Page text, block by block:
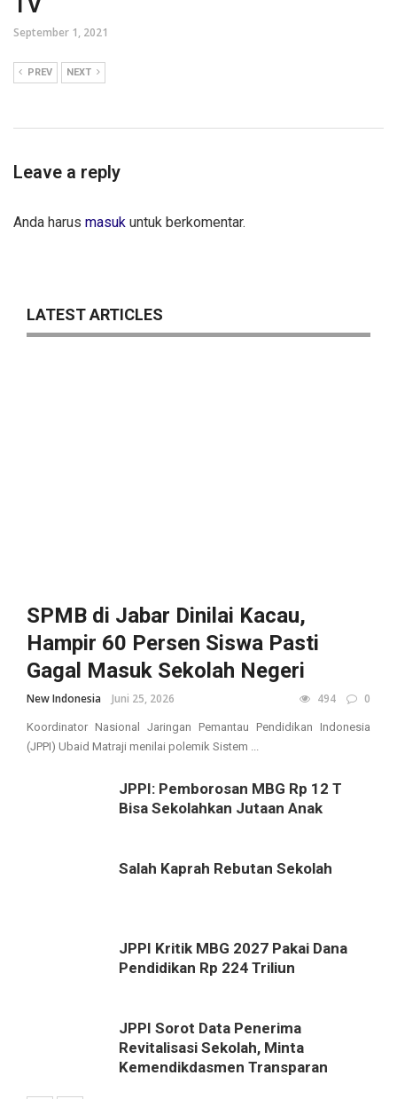
TV
September 1, 2021
PREV NEXT
Leave a reply
Anda harus masuk untuk berkomentar.
LATEST ARTICLES
SPMB di Jabar Dinilai Kacau,
Hampir 60 Persen Siswa Pasti
Gagal Masuk Sekolah Negeri
New Indonesia Juni 25, 2026 494 0
Koordinator Nasional Jaringan Pemantau Pendidikan Indonesia
(JPPI) Ubaid Matraji menilai polemik Sistem ...
JPPI: Pemborosan MBG Rp 12 T
Bisa Sekolahkan Jutaan Anak
Salah Kaprah Rebutan Sekolah
JPPI Kritik MBG 2027 Pakai Dana
Pendidikan Rp 224 Triliun
JPPI Sorot Data Penerima
Revitalisasi Sekolah, Minta
Kemendikdasmen Transparan